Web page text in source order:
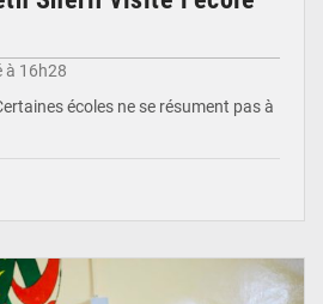
à 16h28
écoles ne se résument pas à